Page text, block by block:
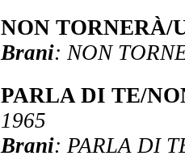
NON TORNERÀ/
Brani: NON
PARLA DI TE/
1965
Brani: PARLA DI